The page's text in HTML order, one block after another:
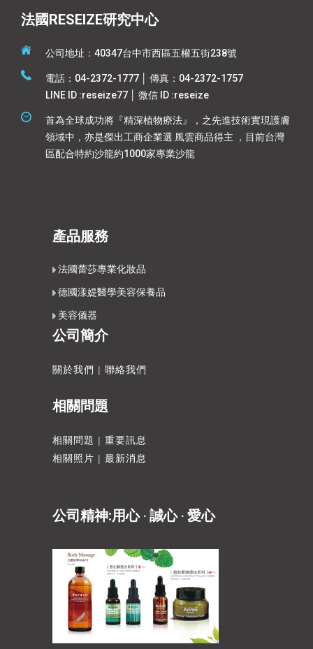
法國RESEIZE研究中心
公司地址：40347台中市西區五權五街238號
電話：04-2372-1777 │ 傳真：04-2372-1757
LINE ID :reseize77 │ 微信 ID :reseize
首為全球成功將『精深植物療法』，之先進技術實現護膚
領域中，亦是傑出工商企業選 風雲商品得主 ，目前台灣
區配合特約沙龍約1000家專業沙龍
產品服務
法國蕾莎專業化妝品
德國漾媞醫學美容保養品
美容儀器
公司簡介
關於我們 | 聯絡我們
相關問題
相關問題 | 重要訊息
相關照片 | 最新消息
公司精神:用心 ‧ 誠心 ‧ 愛心